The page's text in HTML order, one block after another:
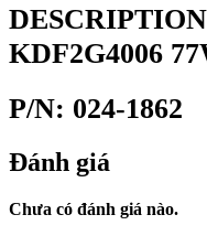
KDF2G4006
P/N: 024-1862
Đánh giá
Chưa có đánh giá nào.